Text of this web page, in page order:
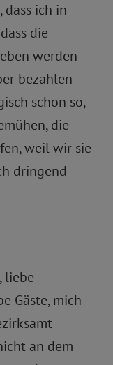
dass ich in
die
werden
bezahlen
schon so,
die
weil wir sie
dringend
liebe
Gäste, mich
an dem